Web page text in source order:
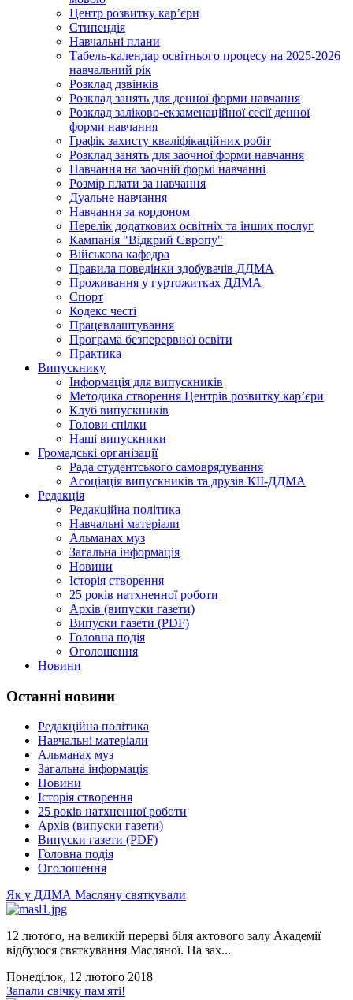
Центр розвитку кар’єри
Стипендія
Навчальні плани
Табель-календар освітнього процесу на 2025-2026
навчальний рік
Розклад дзвінків
Розклад занять для денної форми навчання
Розклад заліково-екзаменаційної сесії денної
форми навчання
Графік захисту кваліфікаційних робіт
Розклад занять для заочної форми навчання
Навчання на заочній формі навчанні
Розмір плати за навчання
Дуальне навчання
Навчання за кордоном
Перелік додаткових освітніх та інших послуг
Кампанія "Відкрий Європу"
Військова кафедра
Правила поведінки здобувачів ДДМА
Проживання у гуртожитках ДДМА
Спорт
Кодекс честі
Працевлаштування
Програма безперервної освіти
Практика
Випускнику
Інформація для випускників
Методика створення Центрів розвитку кар’єри
Клуб випускників
Голови спілки
Наші випускники
Громадські організації
Рада студентського самоврядування
Асоціація випускників та друзів КІІ-ДДМА
Редакція
Редакційна політика
Навчальні матеріали
Альманах муз
Загальна інформація
Новини
Історія створення
25 років натхненної роботи
Архів (випуски газети)
Випуски газети (PDF)
Головна подія
Оголошення
Новини
Останні новини
Редакційна політика
Навчальні матеріали
Альманах муз
Загальна інформація
Новини
Історія створення
25 років натхненної роботи
Архів (випуски газети)
Випуски газети (PDF)
Головна подія
Оголошення
Як у ДДМА Масляну святкували
12 лютого, на великій перерві біля актового залу Академії
відбулося святкування Масляної. На зах...
Понеділок, 12 лютого 2018
Запали свічку пам'яті!